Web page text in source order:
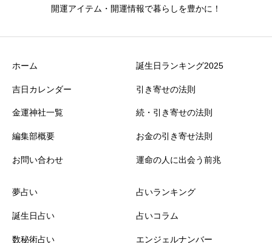
開運アイテム・開運情報で暮らしを豊かに！
ホーム
吉日カレンダー
金運神社一覧
編集部概要
お問い合わせ
誕生日ランキング2025
引き寄せの法則
続・引き寄せの法則
お金の引き寄せ法則
運命の人に出会う前兆
夢占い
誕生日占い
数秘術占い
占いランキング
占いコラム
エンジェルナンバー